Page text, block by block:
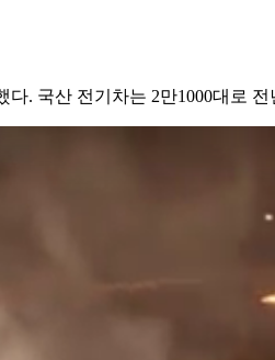
. 국산 전기차는 2만1000대로 전